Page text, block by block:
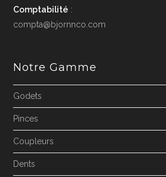
Comptabilité :
compta@bjornnco.com
Notre Gamme
Godets
Pinces
Coupleurs
Dents